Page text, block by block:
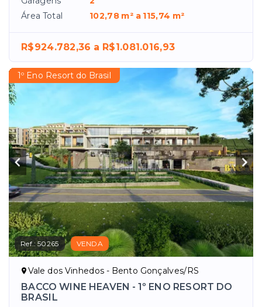
Área Total
102,78 m² a 115,74 m²
R$924.782,36 a R$1.081.016,93
1º Eno Resort do Brasil
Ref.:50265 VENDA
Vale dos Vinhedos - Bento Gonçalves/RS
BACCO WINE HEAVEN - 1º ENO RESORT DO
BRASIL